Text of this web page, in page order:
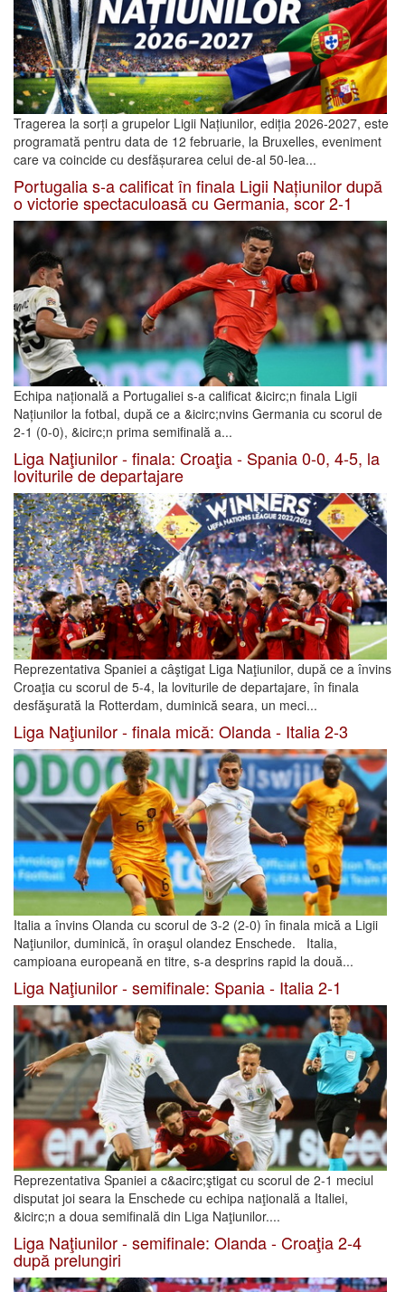
Tragerea la sorți a grupelor Ligii Națiunilor, ediția 2026-2027, este
programată pentru data de 12 februarie, la Bruxelles, eveniment
care va coincide cu desfășurarea celui de-al 50-lea...
Portugalia s-a calificat în finala Ligii Națiunilor după
o victorie spectaculoasă cu Germania, scor 2-1
Echipa națională a Portugaliei s-a calificat &icirc;n finala Ligii
Națiunilor la fotbal, după ce a &icirc;nvins Germania cu scorul de
2-1 (0-0), &icirc;n prima semifinală a...
Liga Naţiunilor - finala: Croaţia - Spania 0-0, 4-5, la
loviturile de departajare
Reprezentativa Spaniei a câştigat Liga Naţiunilor, după ce a învins
Croaţia cu scorul de 5-4, la loviturile de departajare, în finala
desfăşurată la Rotterdam, duminică seara, un meci...
Liga Naţiunilor - finala mică: Olanda - Italia 2-3
Italia a învins Olanda cu scorul de 3-2 (2-0) în finala mică a Ligii
Naţiunilor, duminică, în oraşul olandez Enschede. Italia,
campioana europeană en titre, s-a desprins rapid la două...
Liga Naţiunilor - semifinale: Spania - Italia 2-1
Reprezentativa Spaniei a c&acirc;ştigat cu scorul de 2-1 meciul
disputat joi seara la Enschede cu echipa naţională a Italiei,
&icirc;n a doua semifinală din Liga Naţiunilor....
Liga Naţiunilor - semifinale: Olanda - Croaţia 2-4
după prelungiri